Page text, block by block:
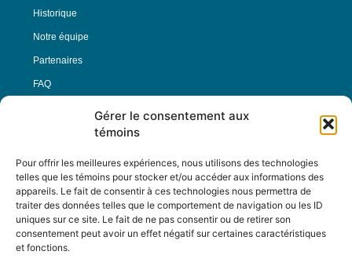
Gérer le consentement aux
témoins
Pour offrir les meilleures expériences, nous utilisons des technologies
telles que les témoins pour stocker et/ou accéder aux informations des
appareils. Le fait de consentir à ces technologies nous permettra de
traiter des données telles que le comportement de navigation ou les ID
uniques sur ce site. Le fait de ne pas consentir ou de retirer son
consentement peut avoir un effet négatif sur certaines caractéristiques
et fonctions.
Historique
Notre équipe
Partenaires
FAQ
Nous Suivre